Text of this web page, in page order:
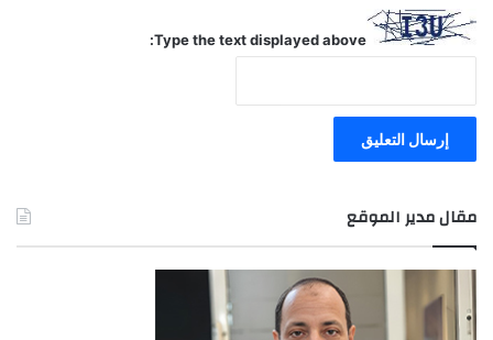
Type the text displayed above:
مقال مدير الموقع